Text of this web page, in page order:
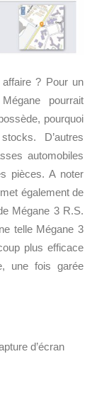
? Pour un
pourrait
pourquoi
D’autres
automobiles
pièces. A noter
également de
Mégane 3 R.S.
telle Mégane 3
plus efficace
une fois garée
d’écran